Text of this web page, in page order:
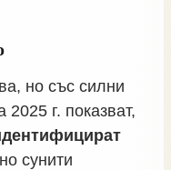
но със силни
г. показват,
сунити